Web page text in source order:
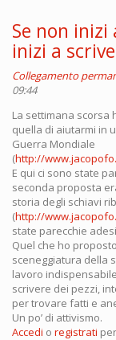
Se non
inizi a
Collegamento
09:44
La settimana scorsa
quella di aiutarmi in
Guerra Mondiale
(http://
E qui ci sono state
seconda proposta
storia degli schiavi
(http://
state parecchie
Quel che ho
sceneggiatura della
lavoro
scrivere dei pezzi,
per trovare fatti e
Un po’ di attivismo.
Accedi o registrati